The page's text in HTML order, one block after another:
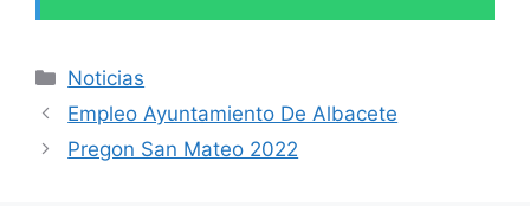
Categories
Noticias
Empleo Ayuntamiento De Albacete
Pregon San Mateo 2022